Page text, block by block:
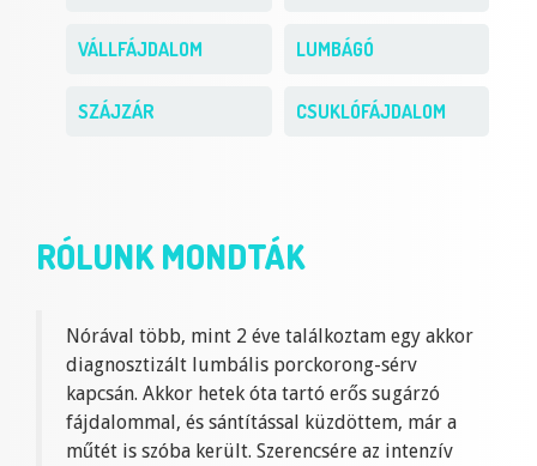
VÁLLFÁJDALOM LUMBÁGÓ
SZÁJZÁR CSUKLÓFÁJDALOM
RÓLUNK MONDTÁK
Nórával több, mint 2 éve találkoztam egy akkor
diagnosztizált lumbális porckorong-sérv
kapcsán. Akkor hetek óta tartó erős sugárzó
fájdalommal, és sántítással küzdöttem, már a
műtét is szóba került. Szerencsére az intenzív